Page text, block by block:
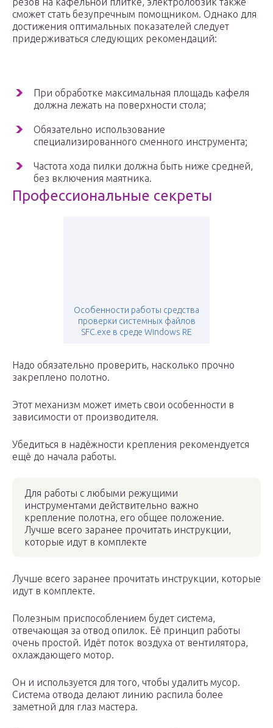
сможет стать безупречным помощником. Однако для
достижения оптимальных показателей следует
придерживаться следующих рекомендаций:
При обработке максимальная площадь кафеля
должна лежать на поверхности стола;
Обязательно использование
специализированного сменного инструмента;
Частота хода пилки должна быть ниже средней,
без включения маятника.
Профессиональные секреты
Особенности работы средства
проверки системных файлов
SFC.exe в среде Windows RE
Надо обязательно проверить, насколько прочно
закреплено полотно.
Этот механизм может иметь свои особенности в
зависимости от производителя.
Убедиться в надёжности крепления рекомендуется
ещё до начала работы.
Для работы с любыми режущими
инструментами действительно важно
крепление полотна, его общее положение.
Лучше всего заранее прочитать инструкции,
которые идут в комплекте
Лучше всего заранее прочитать инструкции, которые
идут в комплекте.
Полезным приспособлением будет система,
отвечающая за отвод опилок. Её принцип работы
очень простой. Идёт поток воздуха от вентилятора,
охлаждающего мотор.
Он и используется для того, чтобы удалить мусор.
Система отвода делают линию распила более
заметной для глаз мастера.